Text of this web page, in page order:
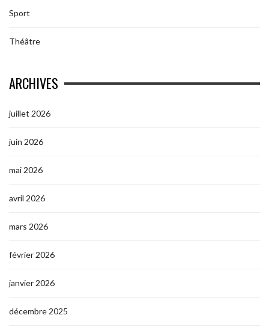
Sport
Théâtre
ARCHIVES
juillet 2026
juin 2026
mai 2026
avril 2026
mars 2026
février 2026
janvier 2026
décembre 2025